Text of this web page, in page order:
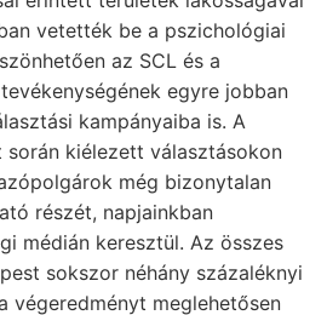
vetették be a pszichológiai
az SCL és a
egyre jobban
kampányaiba is. A
kiélezett választásokon
még bizonytalan
részét, napjainkban
médián keresztül. Az összes
sokszor néhány százaléknyi
végeredményt meglehetősen